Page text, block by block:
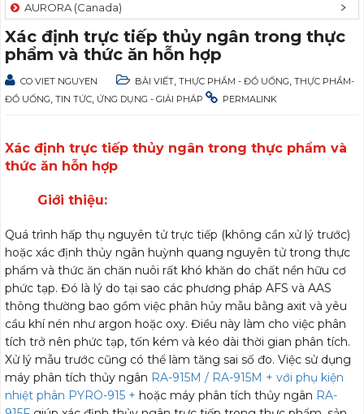
AURORA (Canada)
Xác định trực tiếp thủy ngân trong thực
phẩm và thức ăn hỗn hợp
CO VIET NGUYEN BÀI VIẾT THỰC PHẨM - ĐỒ UỐNG THỰC PHẨM-
ĐỒ UỐNG TIN TỨC ỨNG DỤNG - GIẢI PHÁP PERMALINK
Xác định trực tiếp thủy ngân trong thực phẩm và
thức ăn hỗn hợp
Giới thiệu:
Quá trình hấp thụ nguyên tử trực tiếp (không cần xử lý trước)
hoặc xác định thủy ngân huỳnh quang nguyên tử trong thực
phẩm và thức ăn chăn nuôi rất khó khăn do chất nền hữu cơ
phức tạp. Đó là lý do tại sao các phương pháp AFS và AAS
thông thường bao gồm việc phân hủy mẫu bằng axit và yêu
cầu khí nén như argon hoặc oxy. Điều này làm cho việc phân
tích trở nên phức tạp, tốn kém và kéo dài thời gian phân tích.
Xử lý mẫu trước cũng có thể làm tăng sai số đo. Việc sử dụng
máy phân tích thủy ngân RA-915M / RA-915M + với phụ kiện
nhiệt phân PYRO-915 + hoặc máy phân tích thủy ngân RA-